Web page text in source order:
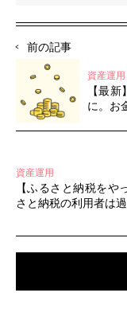
る記事執筆やアド
前の記事
資産運用
【最
に。お
資産運用
【ふるさと納税を
さと納税の利用者は